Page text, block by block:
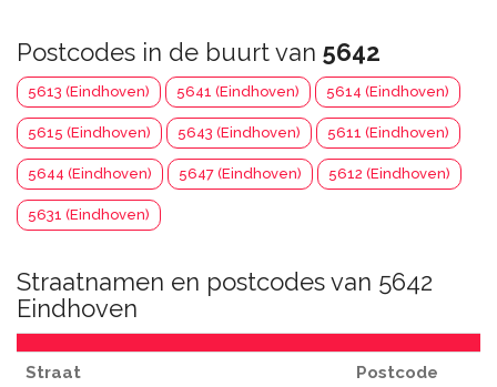
Postcodes in de buurt van 5642
5613 (Eindhoven) 5641 (Eindhoven) 5614 (Eindhoven)
5615 (Eindhoven) 5643 (Eindhoven) 5611 (Eindhoven)
5644 (Eindhoven) 5647 (Eindhoven) 5612 (Eindhoven)
5631 (Eindhoven)
Straatnamen en postcodes van 5642
Eindhoven
Straat Postcode